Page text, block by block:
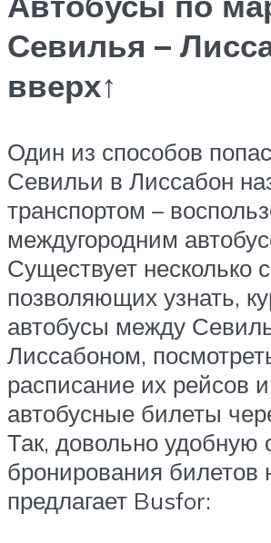
Севилья –
вверх↑
Один из способов
Севильи в Лиссабон
транспортом –
междугородним
Существует несколько
позволяющих узнать,
автобусы между
Лиссабоном,
расписание их рейсов и
автобусные билеты
Так, довольно удобную
бронирования билетов
предлагает Busfor: